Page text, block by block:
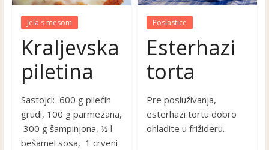
Jela s mesom
Kraljevska
piletina
Sastojci: 600 g pilećih
grudi, 100 g parmezana,
300 g šampinjona, ½ l
bešamel sosa, 1 crveni
Poslastice
Esterhazi
torta
Pre posluživanja,
esterhazi tortu dobro
ohladite u frižideru.